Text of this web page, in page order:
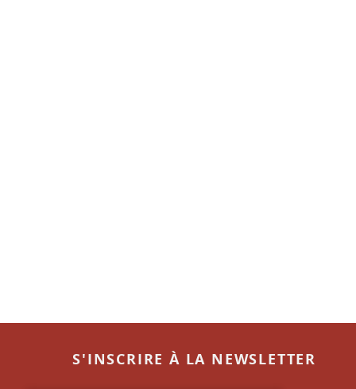
S'INSCRIRE À LA NEWSLETTER